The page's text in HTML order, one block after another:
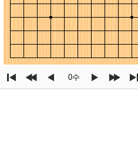
0수